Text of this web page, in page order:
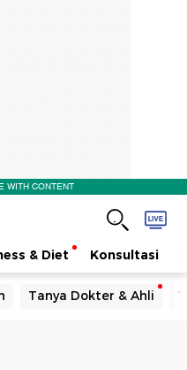
WITH CONTENT
& Diet Konsultasi
Tanya Dokter & Ahli